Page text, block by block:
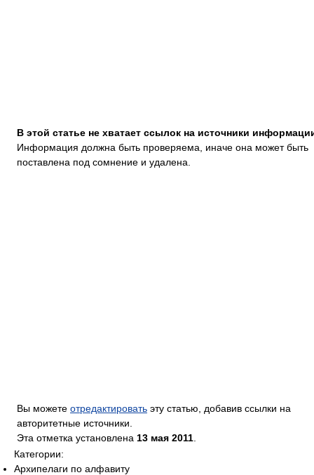
В этой статье не хватает ссылок на источники
Информация должна быть проверяема, иначе она может быть
поставлена под сомнение и удалена.
Вы можете отредактировать эту статью, добавив ссылки на
авторитетные источники.
Эта отметка установлена 13 мая 2011
Категории:
Архипелаги по алфавиту